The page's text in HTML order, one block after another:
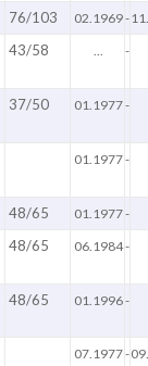
76/103 02.1969-
43/58 -
37/50 01.1977-
01.1977-
48/65 01.1977-
48/65 06.1984-
48/65 01.1996-
07.1977-